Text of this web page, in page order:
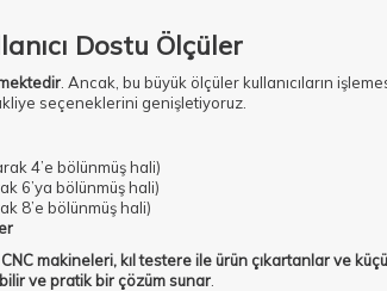
Dostu Ölçüler
. Ancak, bu büyük ölçüler kullanıcıların
seçeneklerini genişletiyoruz.
4’e bölünmüş hali)
6’ya bölünmüş hali)
8’e bölünmüş hali)
makineleri, kıl testere ile ürün çıkartanlar ve
ve pratik bir çözüm sunar